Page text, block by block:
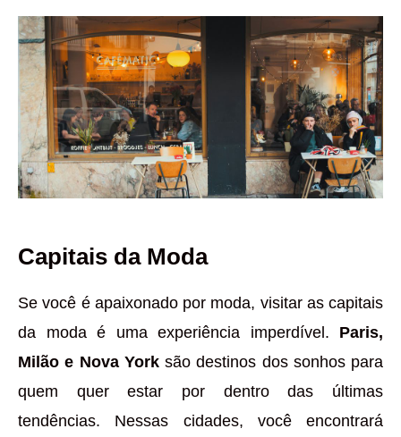
Capitais da Moda
Se você é apaixonado por moda, visitar as capitais
da moda é uma experiência imperdível. Paris,
Milão e Nova Yorksão destinos dos sonhos para
quem quer estar por dentro das últimas
tendências. Nessas cidades, você encontrará